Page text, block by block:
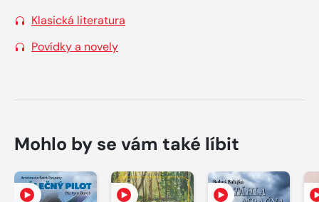
Klasická literatura
Povídky a novely
Mohlo by se vám také líbit